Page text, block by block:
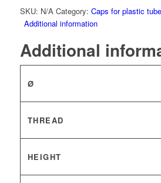
SKU: N/A Category: Caps for plastic
Additional information
Additional
Ø
THREAD
HEIGHT